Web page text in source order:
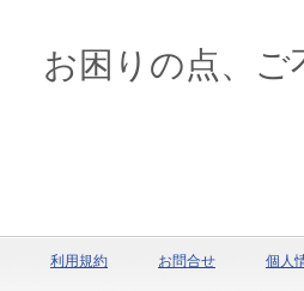
お困りの点、ご
利用規約 お問合せ 個人